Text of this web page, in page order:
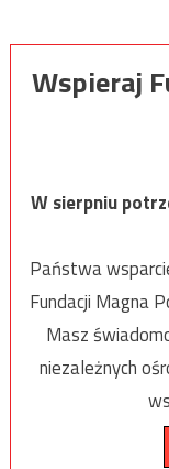
Wspieraj
W sierpniu
Państwa
Fundacji Magna
Masz
niezależnych